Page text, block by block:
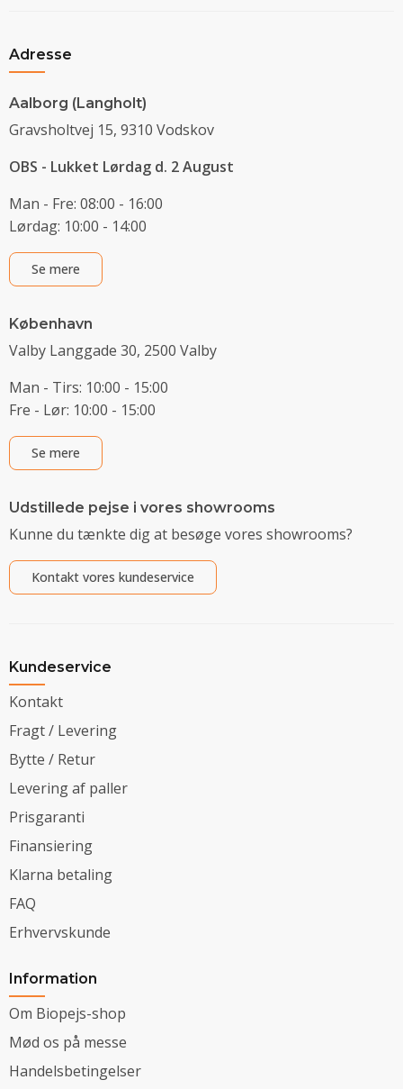
Adresse
Aalborg (Langholt)
Gravsholtvej 15, 9310 Vodskov
OBS - Lukket Lørdag d. 2 August
Man - Fre: 08:00 - 16:00
Lørdag: 10:00 - 14:00
Se mere
København
Valby Langgade 30, 2500 Valby
Man - Tirs: 10:00 - 15:00
Fre - Lør: 10:00 - 15:00
Se mere
Udstillede pejse i vores showrooms
Kunne du tænkte dig at besøge vores showrooms?
Kontakt vores kundeservice
Kundeservice
Kontakt
Fragt / Levering
Bytte / Retur
Levering af paller
Prisgaranti
Finansiering
Klarna betaling
FAQ
Erhvervskunde
Information
Om Biopejs-shop
Mød os på messe
Handelsbetingelser